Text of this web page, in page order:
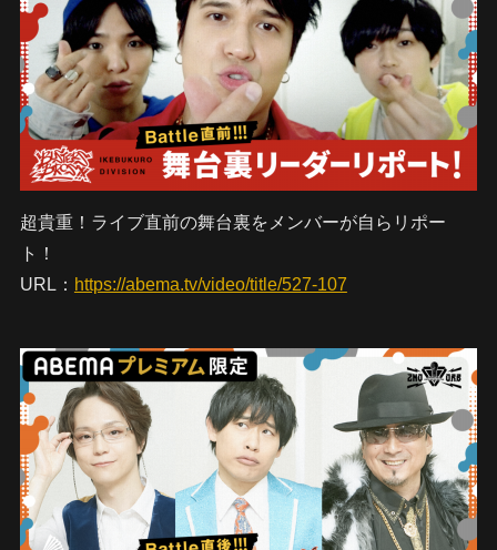
超貴重！ライブ直前の舞台裏をメンバーが自らリポー
ト！
URL： https://abema.tv/video/title/527-107